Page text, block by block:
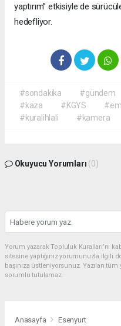
yaptırım” etkisiyle de
hedefliyor.
#sondakika #gündem
#kaza
#KGYS
#kuralihlali
#kamera
Okuyucu Yorumları (0)
Yorum yazarak Topluluk Kuralları’nı
sitesine yaptığınız yorumunuzla ilgili
başınıza üstleniyorsunuz. Yazılan
sorumlu tutulamaz.
Anasayfa Esenyurt